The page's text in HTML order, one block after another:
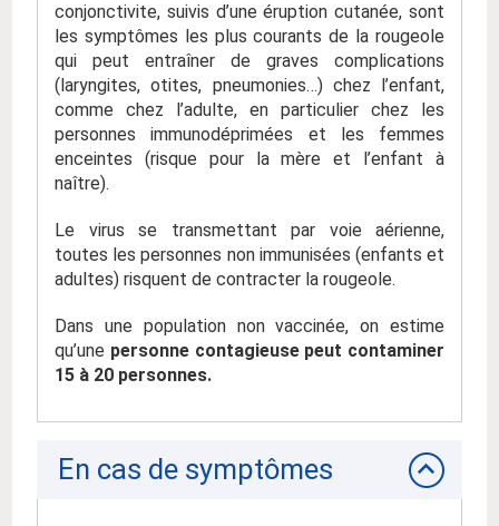
conjonctivite, suivis d’une éruption cutanée, sont
les symptômes les plus courants de la rougeole
qui peut entraîner de graves complications
(laryngites, otites, pneumonies…) chez l’enfant,
comme chez l’adulte, en particulier chez les
personnes immunodéprimées et les femmes
enceintes (risque pour la mère et l’enfant à
naître).
Le virus se transmettant par voie aérienne,
toutes les personnes non immunisées (enfants et
adultes) risquent de contracter la rougeole.
Dans une population non vaccinée, on estime
qu’une personne contagieuse peut contaminer
15 à 20 personnes.
En cas de symptômes